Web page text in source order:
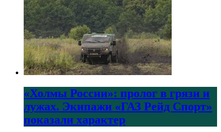
«Холмы России»: пролог в грязи и
лужах. Экипажи «ГАЗ Рейд Спорт»
показали характер